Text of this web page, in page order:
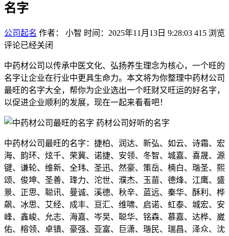
名字
公司起名 作者： 小智 时间：2025年11月13日 9:28:03 415 浏览
评论已经关闭
中药材公司以传承中医文化、弘扬养生理念为核心，一个旺的
名字让企业在行业中更具生命力。本文将为你整理中药材公司
最旺的名字大全，帮你为企业选出一个旺财又旺运的好名字，
以促进企业顺利的发展，现在一起来看看吧！
中药材公司最旺的名字：捷柏、润达、新弘、如云、诗霜、宏
海、韵环、炫千、荣冀、诺捷、安领、冬智、城嘉、喜晟、源
键、谦轮、维新、全玮、圣迅、然豪、策岳、楠白、瑎圣、熙
颂、俊坤、圣善、琒力、沱世、濮杰、玉苗、德烽、江鹰、盛
景、正思、聪讯、曼诚、溪德、秋辛、蓝远、秦华、酥利、桦
飙、冰思、艾经、成丰、亘汇、维啸、启诺、虹泰、城宏、安
峰、鑫峻、允志、海嘉、岑旲、聪华、铭森、慕嘉、达桦、崴
佑、榕领、卓镇、豪强、亚富、巨潇、瑎民、瑞昌、泽众、沈